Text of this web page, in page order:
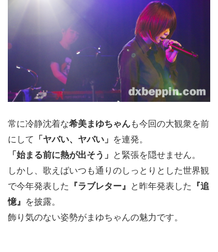
常に冷静沈着な希美まゆちゃんも今回の大観衆を前
にして 「ヤバい、ヤバい」 を連発。
「始まる前に熱が出そう」
と緊張を隠せません。
しかし、歌えばいつも通りのしっとりとした世界観
で今年発表した 『ラブレター』 と昨年発表した 『追
憶』 を披露。
飾り気のない姿勢がまゆちゃんの魅力です。